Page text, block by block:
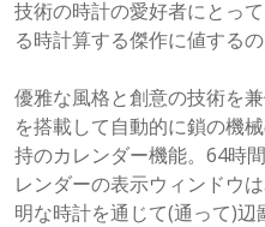
技術の時計の愛好者にとっ
る時計算する傑作に値するの
優雅な風格と創意の技術を
を搭載して自動的に鎖の機
持のカレンダー機能。64時
レンダーの表示ウィンドウ
明な時計を通じて(通って)